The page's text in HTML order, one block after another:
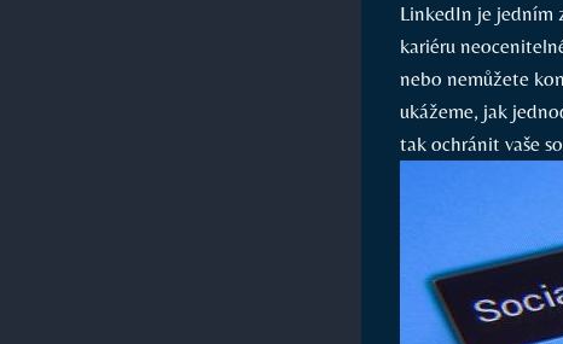
LinkedIn je jedním
kariéru
nebo nemůžete
ukážeme, jak
tak ochránit vaše